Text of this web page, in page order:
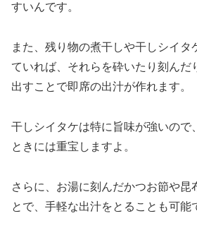
すいんです。
また、残り物の煮干しや干しシイタ
ていれば、それらを砕いたり刻んだ
出すことで即席の出汁が作れます。
干しシイタケは特に旨味が強いので
ときには重宝しますよ。
さらに、お湯に刻んだかつお節や昆
とで、手軽な出汁をとることも可能